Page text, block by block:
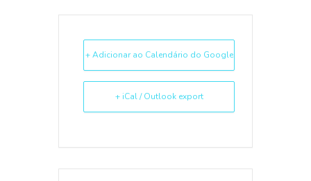
+ Adicionar ao Calendário do Google
+ iCal / Outlook export